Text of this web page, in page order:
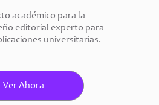
académico para la
editorial experto para
universitarias.
Ver Ahora